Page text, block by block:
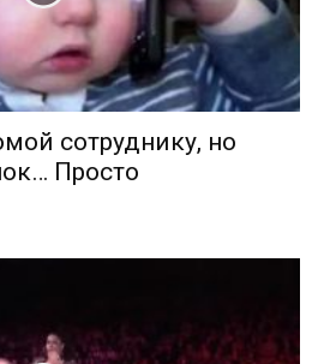
сотруднику, но
Просто